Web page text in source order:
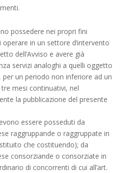
possedere nei propri fini
in un settore d’intervento
dell’Avviso e avere già
servizi analoghi a quelli oggetto
per un periodo non inferiore ad un
mesi continuativi, nel
la pubblicazione del presente
essere posseduti da
raggruppande o raggruppate in
che costituendo); da
consorziande o consorziate in
di concorrenti di cui all’art.